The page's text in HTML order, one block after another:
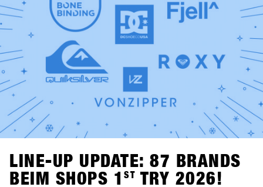
Soul.
LINE-UP UPDATE: 87 BRANDS
BEIM SHOPS 1
ST TRY 2026!